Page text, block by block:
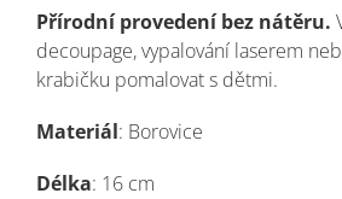
Přírodní provedení bez nátěru.
decoupage, vypalování laserem
krabičku pomalovat s dětmi.
Materiál: Borovice
Délka: 16 cm